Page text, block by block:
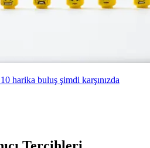
harika buluş şimdi karşınızda